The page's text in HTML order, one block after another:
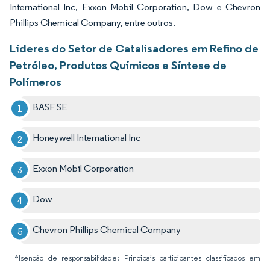
International Inc, Exxon Mobil Corporation, Dow e Chevron
Phillips Chemical Company, entre outros.
Líderes do Setor de Catalisadores em Refino de
Petróleo, Produtos Químicos e Síntese de
Polímeros
BASF SE
Honeywell International Inc
Exxon Mobil Corporation
Dow
Chevron Phillips Chemical Company
*Isenção de responsabilidade: Principais participantes classificados em